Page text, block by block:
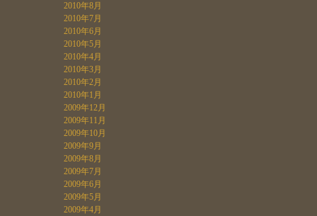
2010年8月
2010年7月
2010年6月
2010年5月
2010年4月
2010年3月
2010年2月
2010年1月
2009年12月
2009年11月
2009年10月
2009年9月
2009年8月
2009年7月
2009年6月
2009年5月
2009年4月